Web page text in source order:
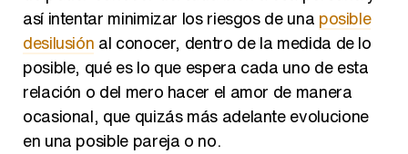
así intentar minimizar los riesgos de una posible
desilusión al conocer, dentro de la medida de lo
posible, qué es lo que espera cada uno de esta
relación o del mero hacer el amor de manera
ocasional, que quizás más adelante evolucione
en una posible pareja o no.